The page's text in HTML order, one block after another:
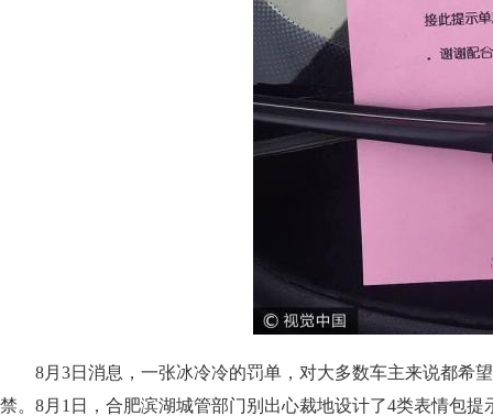
8月3日消息，一张冰冷冷的罚单，对大多数车主来说都希
禁。8月1日，合肥滨湖城管部门别出心裁地设计了4类表情包